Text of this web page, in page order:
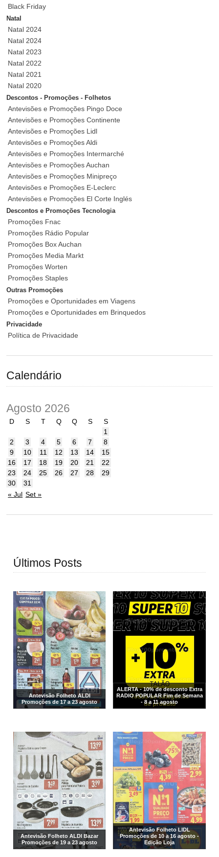
Black Friday
Natal
Natal 2024
Natal 2024
Natal 2023
Natal 2022
Natal 2021
Natal 2020
Descontos - Promoções - Folhetos
Antevisões e Promoções Pingo Doce
Antevisões e Promoções Continente
Antevisões e Promoções Lidl
Antevisões e Promoções Aldi
Antevisões e Promoções Intermarché
Antevisões e Promoções Auchan
Antevisões e Promoções Minipreço
Antevisões e Promoções E-Leclerc
Antevisões e Promoções El Corte Inglés
Descontos e Promoções Tecnologia
Promoções Fnac
Promoções Rádio Popular
Promoções Box Auchan
Promoções Media Markt
Promoções Worten
Promoções Staples
Outras Promoções
Promoções e Oportunidades em Viagens
Promoções e Oportunidades em Brinquedos
Privacidade
Política de Privacidade
Calendário
Agosto 2026
D S T Q Q S
S
1
2
3 4 5 6 7
8
9
10 11 12 13 14
15
16
17 18 19 20 21
22
23
24 25 26 27 28
29
30
31
« Jul Set »
Últimos Posts
Antevisão Folheto ALDI
Promoções de 17 a 23 agosto
ALERTA - 10% de desconto Extra
RADIO POPULAR Fim de Semana
- 8 a 11 agosto
Antevisão Folheto ALDI Bazar
Promoções de 19 a 23 agosto
Antevisão Folheto LIDL
Promoções de 10 a 16 agosto -
Edição Loja